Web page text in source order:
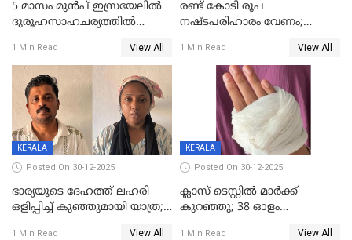
5 മാസം മുൻപ് ഇസ്രയേലിൽ
ദുരൂഹസാഹചര്യത്തിൽ
മലയാളി യുവാവിന്റെ ഭാര്യയും
മരിച്ചു
1 Min Read View All
രണ്ട് കോടി രൂപ
നഷ്ടപരിഹാരം വേണം;
നോട്ടീസയച്ച് ഉമാ തോമസ്
1 Min Read View All
KERALA
Posted On 30-12-2025
ഭാര്യയുടെ ദേഹത്ത് ലഹരി
ഒളിപ്പിച്ച് കുഞ്ഞുമായി യാത്ര;
1 Min Read View All
KERALA
Posted On 30-12-2025
ക്ലാസ് ടെസ്റ്റിൽ മാർക്ക്
കുറഞ്ഞു; 38 ഓളം
1 Min Read View All